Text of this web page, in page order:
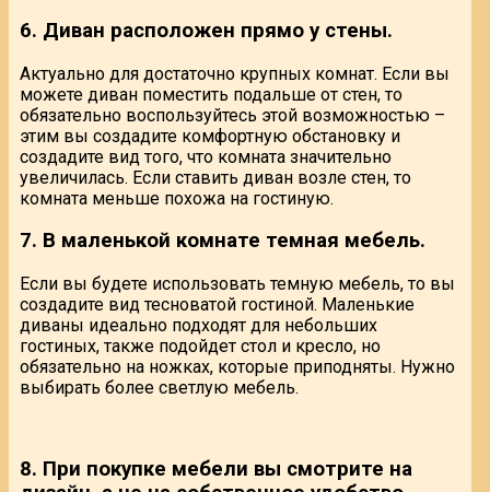
6. Диван расположен прямо у стены.
Актуально для достаточно крупных комнат. Если вы
можете диван поместить подальше от стен, то
обязательно воспользуйтесь этой возможностью –
этим вы создадите комфортную обстановку и
создадите вид того, что комната значительно
увеличилась. Если ставить диван возле стен, то
комната меньше похожа на гостиную.
7. В маленькой комнате темная мебель.
Если вы будете использовать темную мебель, то вы
создадите вид тесноватой гостиной. Маленькие
диваны идеально подходят для небольших
гостиных, также подойдет стол и кресло, но
обязательно на ножках, которые приподняты. Нужно
выбирать более светлую мебель.
8. При покупке мебели вы смотрите на